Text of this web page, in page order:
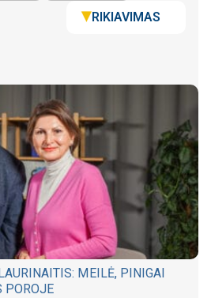
RIKIAVIMAS
MEILĖ, PINIGAI
POROJE